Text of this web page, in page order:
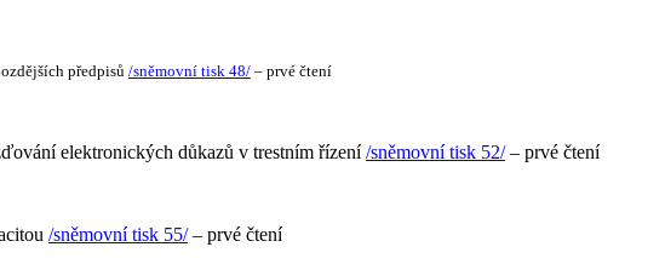
předpisů /sněmovní tisk 48/ – prvé čtení
elektronických důkazů v trestním řízení/sněmovní tisk 52/– prvé čtení
/sněmovní tisk 55/– prvé čtení